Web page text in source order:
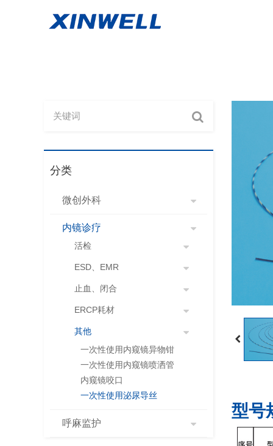
分类
微创外科
内镜诊疗
活检
ESD、EMR
止血、闭合
ERCP耗材
其他
一次性使用内窥镜异物钳
一次性使用内窥镜喷洒管
内窥镜咬口
一次性使用泌尿导丝
呼麻监护
型号